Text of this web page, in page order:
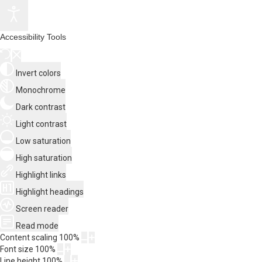
Accessibility Tools
Invert colors
Monochrome
Dark contrast
Light contrast
Low saturation
High saturation
Highlight links
Highlight headings
Screen reader
Read mode
Content scaling 100%
Font size 100%